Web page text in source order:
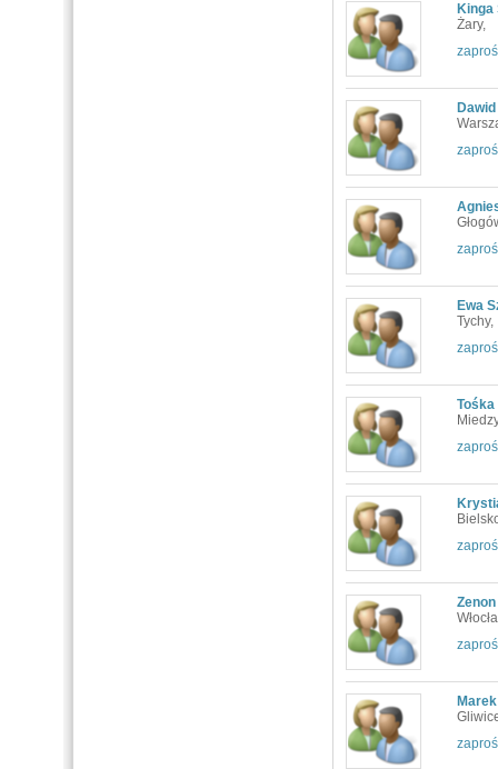
Kinga
Żary,
zaproś
zaproś
zaproś
Ewa
Tychy,
zaproś
Tośka
zaproś
zaproś
zaproś
zaproś